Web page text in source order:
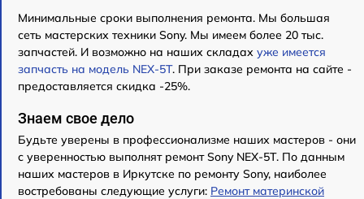
Минимальные сроки выполнения ремонта. Мы большая
сеть мастерских техники Sony. Мы имеем более 20 тыс.
запчастей. И возможно на наших складах уже имеется
запчасть на модель NEX-5T. При заказе ремонта на сайте -
предоставляется скидка -25%.
Знаем свое дело
Будьте уверены в профессионализме наших мастеров - они
с уверенностью выполнят ремонт Sony NEX-5T. По данным
наших мастеров в Иркутске по ремонту Sony, наиболее
востребованы следующие услуги: Ремонт материнской